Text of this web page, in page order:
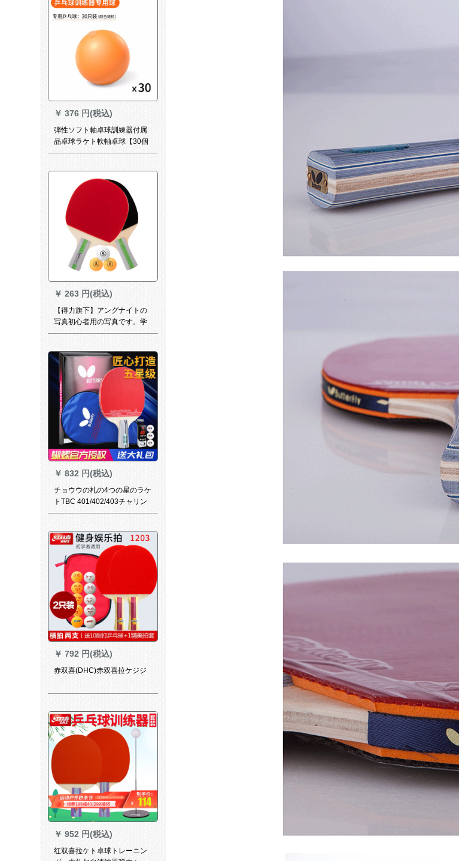
ス】大きな口のサーの高さは
家族の金を調節することで
￥ 376 円(税込)
弾性ソフト軸卓球訓練器付属
品卓球ラケト軟軸卓球【30個
入り】
￥ 263 円(税込)
【得力旗下】アングナイトの
写真初心者用の写真です。学
生用の大人用のダブルシで
直书(3球＋ラッケ袋をプリセ
ットにします。)
￥ 832 円(税込)
チョウウの札の4つの星のラケ
トTBC 401/402/403チャリン
トの4つの星の卓球の完成品は
撃）の短い柄をた。
￥ 792 円(税込)
赤双喜(DHC)赤双喜拉ケジジ
￥ 952 円(税込)
红双喜拉ケト卓球トレーニン